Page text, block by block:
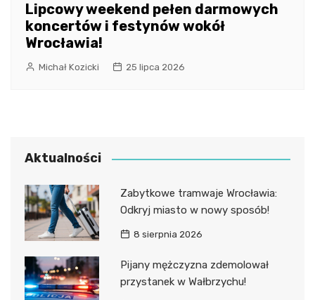
Lipcowy weekend pełen darmowych
koncertów i festynów wokół
Wrocławia!
Michał Kozicki 25 lipca 2026
Aktualności
Zabytkowe tramwaje Wrocławia:
Odkryj miasto w nowy sposób!
8 sierpnia 2026
Pijany mężczyzna zdemolował
przystanek w Wałbrzychu!